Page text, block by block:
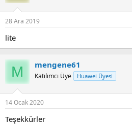
28 Ara 2019
lite
M mengene61
Katılımcı Üye Huawei Üyesi
14 Ocak 2020
Teşekkürler